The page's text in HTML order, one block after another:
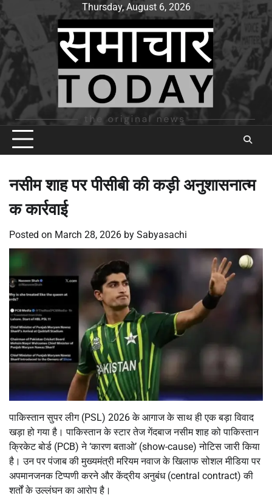
Skip
to
content
Thursday, August 6, 2026
नसीम शाह पर पीसीबी की कड़ी अनुशासनात्म
क कार्रवाई
Posted on March 28, 2026 by Sabyasachi
पाकिस्तान सुपर लीग (PSL) 2026 के आगाज के साथ ही एक बड़ा विवाद
खड़ा हो गया है। पाकिस्तान के स्टार तेज गेंदबाज नसीम शाह को पाकिस्तान
क्रिकेट बोर्ड (PCB) ने ‘कारण बताओ’ (show-cause) नोटिस जारी किया
है। उन पर पंजाब की मुख्यमंत्री मरियम नवाज के खिलाफ सोशल मीडिया पर
अपमानजनक टिप्पणी करने और केंद्रीय अनुबंध (central contract) की
शर्तों के उल्लंघन का आरोप है।